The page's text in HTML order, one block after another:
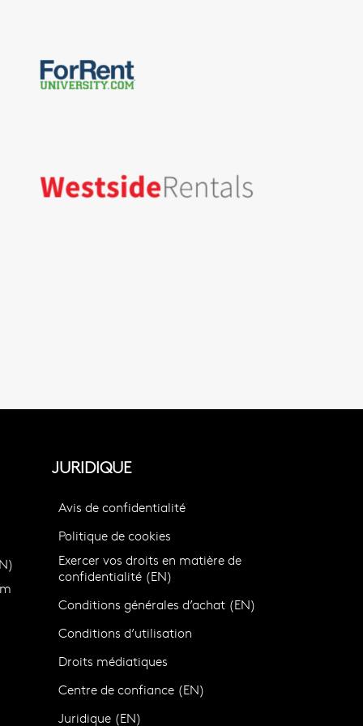
JURIDIQUE
Avis de confidentialité
Politique de cookies
Exercer vos droits en matière de
confidentialité (EN)
Conditions générales d’achat (EN)
Conditions d’utilisation
Droits médiatiques
Centre de confiance (EN)
Juridique (EN)